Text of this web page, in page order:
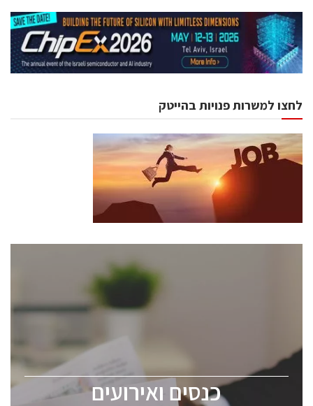
לחצו למשרות פנויות בהייטק
כנסים ואירועים
כנסים ואירועים
לכל העוסקים בתעשיית הסמיקונדקטור כולל מהנדסים,